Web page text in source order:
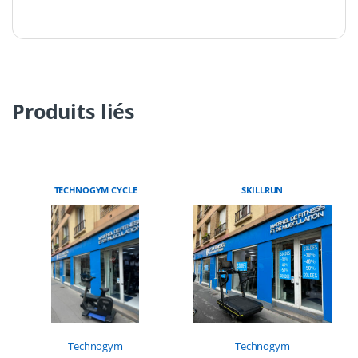
Produits liés
TECHNOGYM CYCLE
Technogym
SKILLRUN
Technogym